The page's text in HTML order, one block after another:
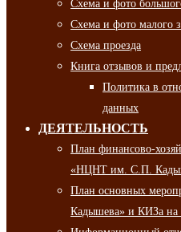
Схема и фото
Схема и фото малого
Схема проезда
Книга отзывов и
Политика в
данных
ДЕЯТЕЛЬНОСТЬ
План финансово-
«НЦНТ им. С.П.
План основных
Кадышева» и КИЗа на